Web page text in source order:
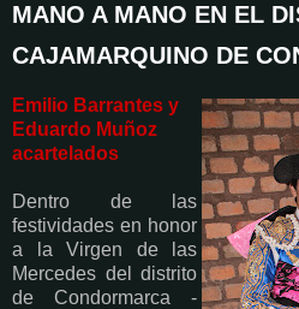
MANO A MANO EN EL
CAJAMARQUINO DE
Emilio Barrantes y
Eduardo Muñoz
acartelados
Dentro de las
festividades en honor
a la Virgen de las
Mercedes del distrito
de Condormarca -